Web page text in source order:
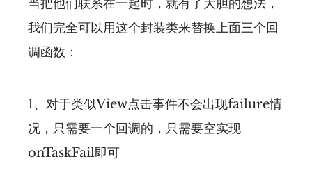
当把他们联系在一起时，就有了大胆的想法，
我们完全可以用这个封装类来替换上面三个回
调函数：
1、对于类似View点击事件不会出现failure情
况，只需要一个回调的，只需要空实现
onTaskFail即可